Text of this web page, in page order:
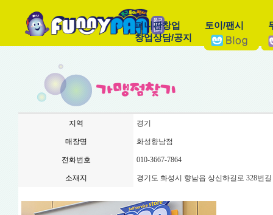
퍼니판창업 토이/팬시
창업상담/공지
지역 경기
매장명 화성향남점
전화번호 010-3667-7864
소재지 경기도 화성시 향남읍 상신하길로 328번